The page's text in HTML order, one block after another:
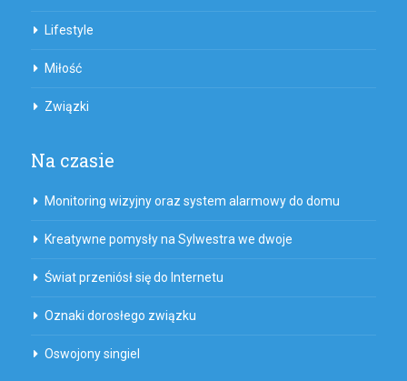
Lifestyle
Miłość
Związki
Na czasie
Monitoring wizyjny oraz system alarmowy do domu
Kreatywne pomysły na Sylwestra we dwoje
Świat przeniósł się do Internetu
Oznaki dorosłego związku
Oswojony singiel